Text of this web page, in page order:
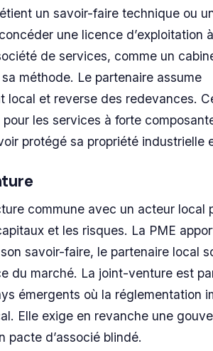
un savoir-faire technique ou
une licence d’exploitation
de services, comme un
méthode. Le partenaire assume
local et reverse des redevances.
les services à forte
protégé sa propriété industrielle
commune avec un acteur local
et les risques. La PME
savoir-faire, le partenaire local
du marché. La joint-venture est
émergents où la réglementation
Elle exige en revanche une
pacte d’associé blindé.